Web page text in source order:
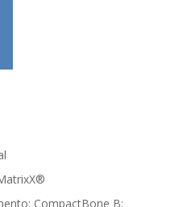
CompactBone B;